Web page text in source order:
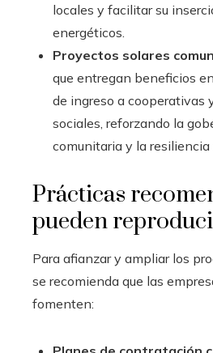
locales y facilitar su
energéticos.
Proyectos solares
que entregan beneficios
de ingreso a cooperativas
sociales, reforzando la
comunitaria y la resiliencia
Prácticas
pueden
Para afianzar y ampliar los
se recomienda que las
fomenten: